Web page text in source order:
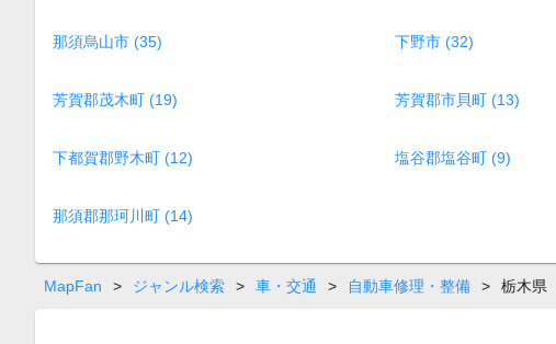
那須烏山市 (35) 下野市 (32)
芳賀郡茂木町 (19) 芳賀郡市貝町 (13)
下都賀郡野木町 (12) 塩谷郡塩谷町 (9)
那須郡那珂川町 (14)
MapFan > ジャンル検索 > 車・交通 > 自動車修理・整備 > 栃木県